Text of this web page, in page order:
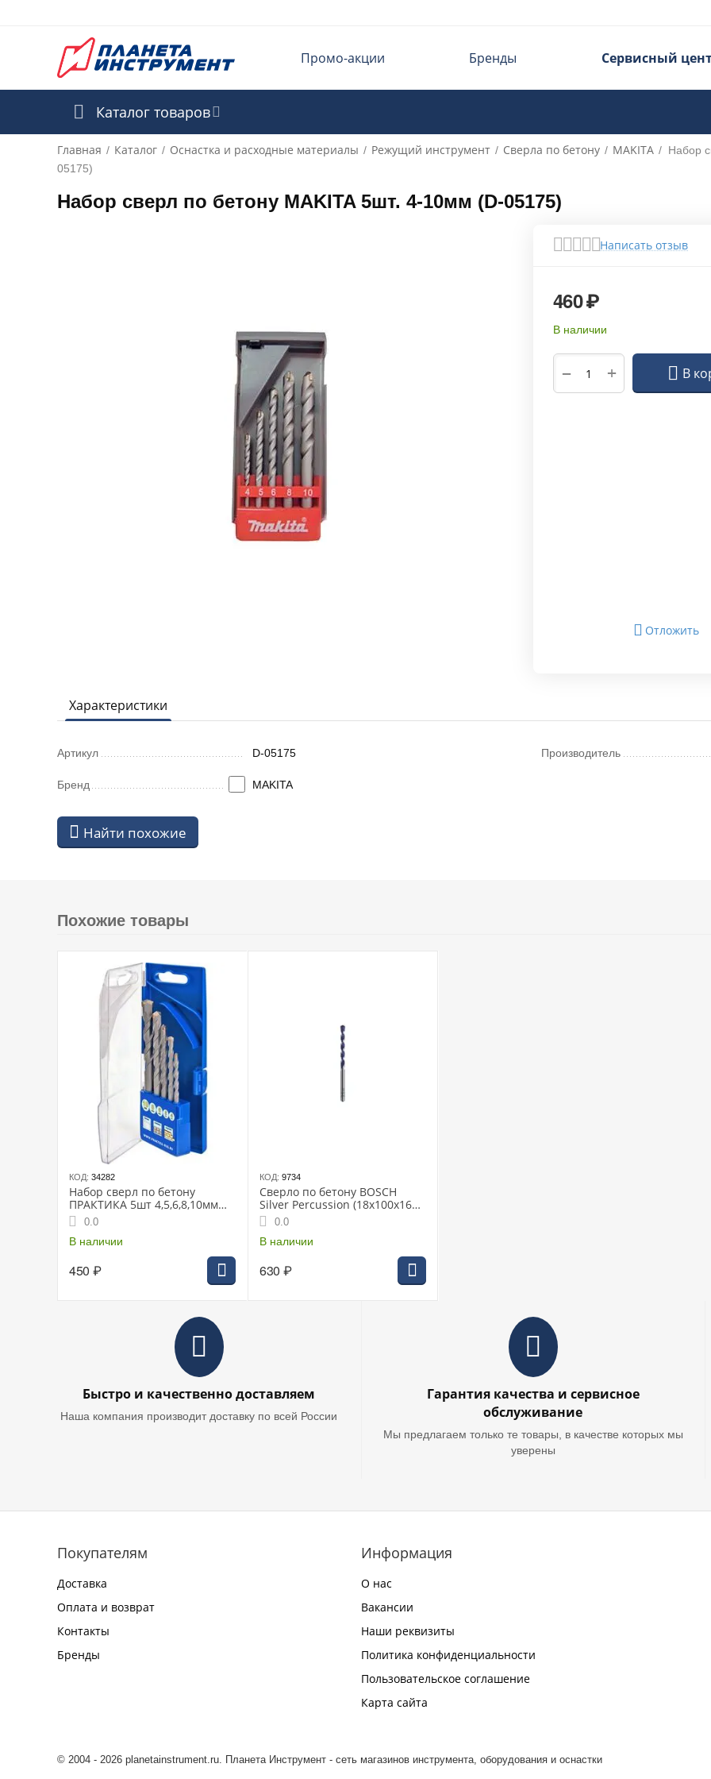
Промо-акции Бренды Сервисный
Каталог товаров
Главная / Каталог / Оснастка и расходные материалы / Режущий инструмент / Сверла по бетону / MAKITA / Набор
05175)
Набор сверл по бетону MAKITA 5шт. 4-10мм (D-05175)
Написать отзыв
460₽
В наличии
+
− В
Отложить
Характеристики
Артикул D-05175
Бренд MAKITA
Производитель
Найти похожие
Похожие товары
КОД: 34282
Набор сверл по бетону
ПРАКТИКА 5шт 4,5,6,8,10мм
ПРО-кассета (640-322) Профи
0.0
В наличии
450 ₽
КОД: 9734
Сверло по бетону BOSCH
Silver Percussion (18х100х160
мм) (2 608 597 672)
0.0
В наличии
630 ₽
Быстро и качественно доставляем
Наша компания производит доставку по всей России
Гарантия качества и сервисное
обслуживание
Мы предлагаем только те товары, в качестве которых мы
уверены
Покупателям
Доставка
Оплата и возврат
Контакты
Бренды
Информация
О нас
Вакансии
Наши реквизиты
Политика конфиденциальности
Пользовательское соглашение
Карта сайта
© 2004 - 2026 planetainstrument.ru. Планета Инструмент - сеть магазинов инструмента, оборудования и оснастки